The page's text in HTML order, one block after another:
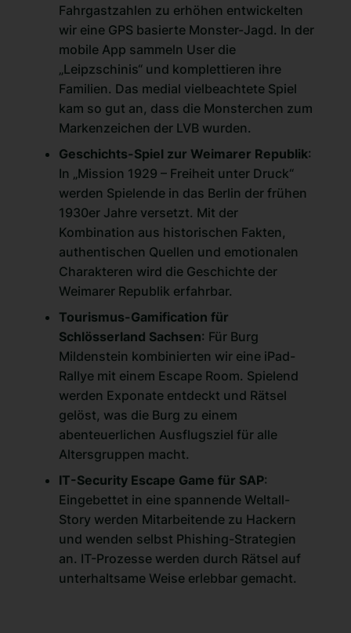
Fahrgastzahlen zu erhöhen entwickelten
wir eine GPS basierte Monster-Jagd. In der
mobile App sammeln User die
„Leipzschinis“ und komplettieren ihre
Familien. Das medial vielbeachtete Spiel
kam so gut an, dass die Monsterchen zum
Markenzeichen der LVB wurden.
Geschichts-Spiel zur Weimarer Republik:
In „Mission 1929 – Freiheit unter Druck“
werden Spielende in das Berlin der frühen
1930er Jahre versetzt. Mit der
Kombination aus historischen Fakten,
authentischen Quellen und emotionalen
Charakteren wird die Geschichte der
Weimarer Republik erfahrbar.
Tourismus-Gamification für
Schlösserland Sachsen: Für Burg
Mildenstein kombinierten wir eine iPad-
Rallye mit einem Escape Room. Spielend
werden Exponate entdeckt und Rätsel
gelöst, was die Burg zu einem
abenteuerlichen Ausflugsziel für alle
Altersgruppen macht​​.
IT-Security Escape Game für SAP:
Eingebettet in eine spannende Weltall-
Story werden Mitarbeitende zu Hackern
und wenden selbst Phishing-Strategien
an. IT-Prozesse werden durch Rätsel auf
unterhaltsame Weise erlebbar gemacht.